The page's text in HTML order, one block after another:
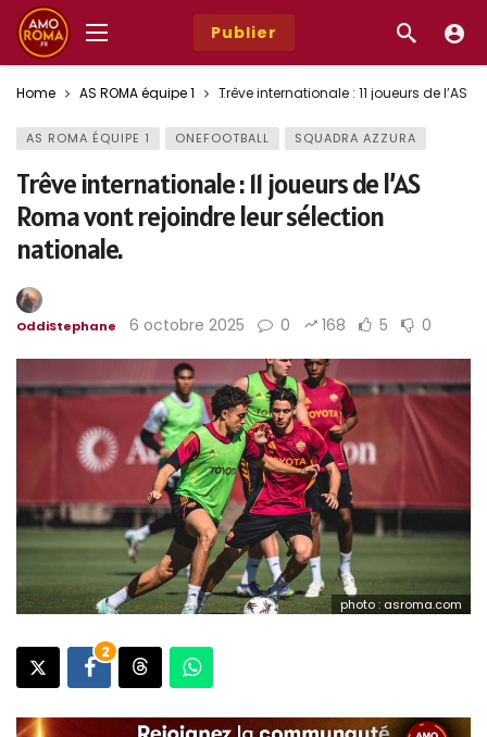
Publier
Home AS ROMA équipe 1 Trêve internationale : 11 joueurs de
AS ROMA ÉQUIPE 1 ONEFOOTBALL SQUADRA AZZURA
Trêve internationale : 11 joueurs de l’AS
Roma vont rejoindre leur sélection
nationale.
OddiStephane 6 octobre 2025 0 168 5 0
photo : asroma.com
2